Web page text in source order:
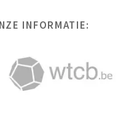
INFORMATIE: